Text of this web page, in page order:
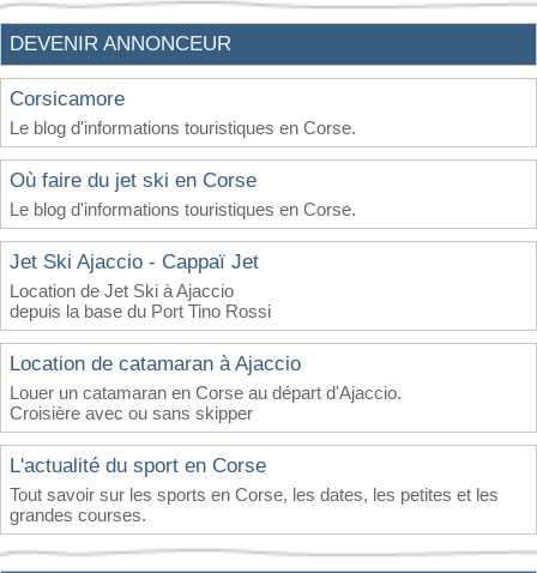
DEVENIR ANNONCEUR
Corsicamore
Le blog d'informations touristiques en Corse.
Où faire du jet ski en Corse
Le blog d'informations touristiques en Corse.
Jet Ski Ajaccio - Cappaï Jet
Location de Jet Ski à Ajaccio
depuis la base du Port Tino Rossi
Location de catamaran à Ajaccio
Louer un catamaran en Corse au départ d'Ajaccio.
Croisière avec ou sans skipper
L'actualité du sport en Corse
Tout savoir sur les sports en Corse, les dates, les petites et les
grandes courses.